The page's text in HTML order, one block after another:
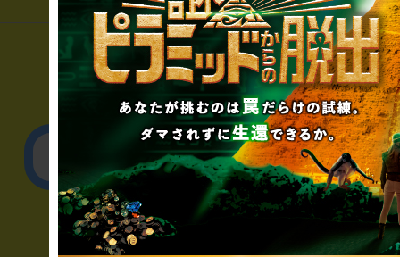
▼一般のお客様
公演内容、チケット
▼企業／法人の方